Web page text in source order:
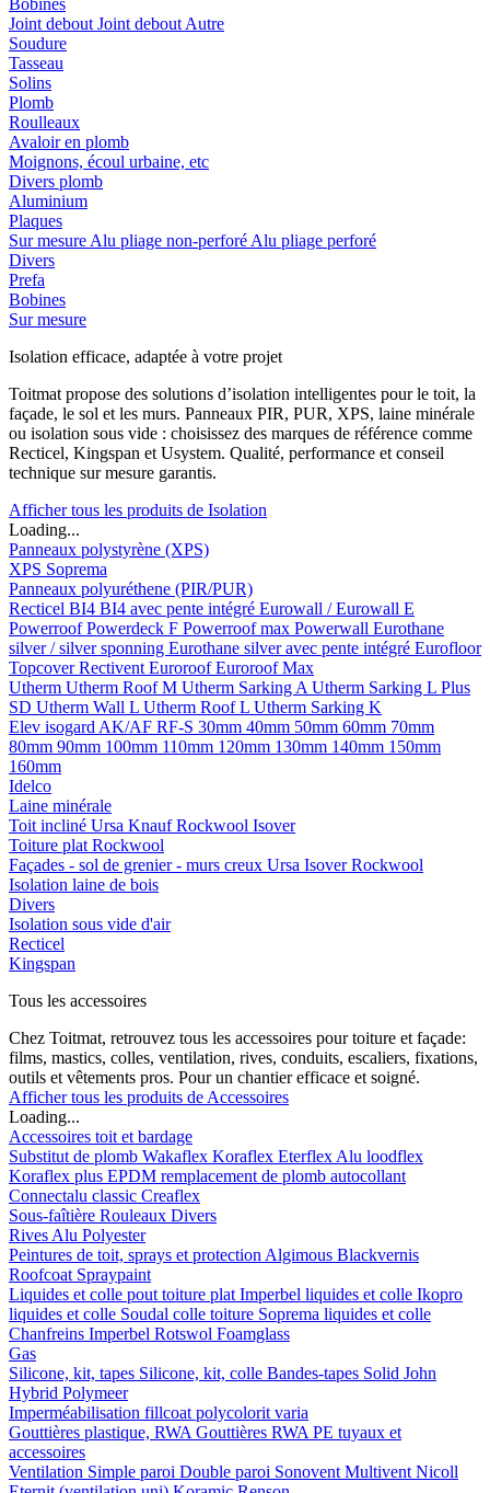
Bobines
Joint debout Joint debout Autre
Soudure
Tasseau
Solins
Plomb
Roulleaux
Avaloir en plomb
Moignons, écoul urbaine, etc
Divers plomb
Aluminium
Plaques
Sur mesure Alu pliage non-perforé Alu pliage perforé
Divers
Prefa
Bobines
Sur mesure
Isolation efficace, adaptée à votre projet
Toitmat propose des solutions d’isolation intelligentes pour le toit, la
façade, le sol et les murs. Panneaux PIR, PUR, XPS, laine minérale
ou isolation sous vide : choisissez des marques de référence comme
Recticel, Kingspan et Usystem. Qualité, performance et conseil
technique sur mesure garantis.
Afficher tous les produits de Isolation
Loading...
Panneaux polystyrène (XPS)
XPS Soprema
Panneaux polyuréthene (PIR/PUR)
Recticel BI4 BI4 avec pente intégré Eurowall / Eurowall E
PowerroofPowerdeck F Powerroof max Powerwall Eurothane
silver / silver sponning Eurothane silver avec pente intégré Eurofloor
TopcoverRectivent EuroroofEuroroof Max
Utherm Utherm Roof M Utherm Sarking A Utherm Sarking L Plus
SD Utherm Wall L Utherm Roof L Utherm Sarking K
Elev isogard AK/AF RF-S 30mm 40mm 50mm 60mm 70mm
80mm 90mm 100mm 110mm 120mm 130mm 140mm 150mm
160mm
Idelco
Laine minérale
Toit incliné Ursa KnaufRockwool Isover
Toiture plat Rockwool
Façades - sol de grenier - murs creux Ursa IsoverRockwool
Isolation laine de bois
Divers
Isolation sous vide d'air
Recticel
Kingspan
Tous les accessoires
Chez Toitmat, retrouvez tous les accessoires pour toiture et façade:
films, mastics, colles, ventilation, rives, conduits, escaliers, fixations,
outils et vêtements pros. Pour un chantier efficace et soigné.
Afficher tous les produits de Accessoires
Loading...
Accessoires toit et bardage
Substitut de plomb Wakaflex Koraflex Eterflex Alu loodflex
Koraflex plus EPDM remplacement de plomb autocollant
Connectalu classic Creaflex
Sous-faîtière Rouleaux Divers
Rives Alu Polyester
Peintures de toit, sprays et protection Algimous Blackvernis
Roofcoat Spraypaint
Liquides et colle pout toiture plat Imperbel liquides et colle Ikopro
liquides et colle Soudal colle toiture Soprema liquides et colle
Chanfreins Imperbel Rotswol Foamglass
Gas
Silicone, kit, tapes Silicone, kit, colle Bandes-tapes Solid John
Hybrid Polymeer
Imperméabilisation fillcoat polycolorit varia
Gouttières plastique, RWA Gouttières RWA PE tuyaux et
accessoires
Ventilation Simple paroi Double paroi Sonovent Multivent Nicoll